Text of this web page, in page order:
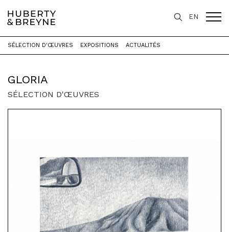
EN
Accueil > Artistes > GLORIA
GLORIA
SÉLECTION D'ŒUVRES EXPOSITIONS ACTUALITÉS
SÉLECTION D'ŒUVRES